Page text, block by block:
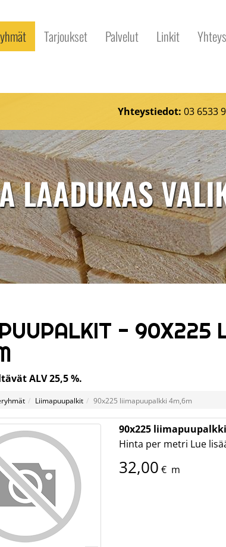
Tarjoukset Palvelut Linkit
Yhteystiedot: 03 6533
LAADUKAS
- 90X225
ALV 25,5 %.
Liimapuupalkit 90x225 liimapuupalkki 4m,6m
90x225
Hinta per metri Lue
32,00 €m